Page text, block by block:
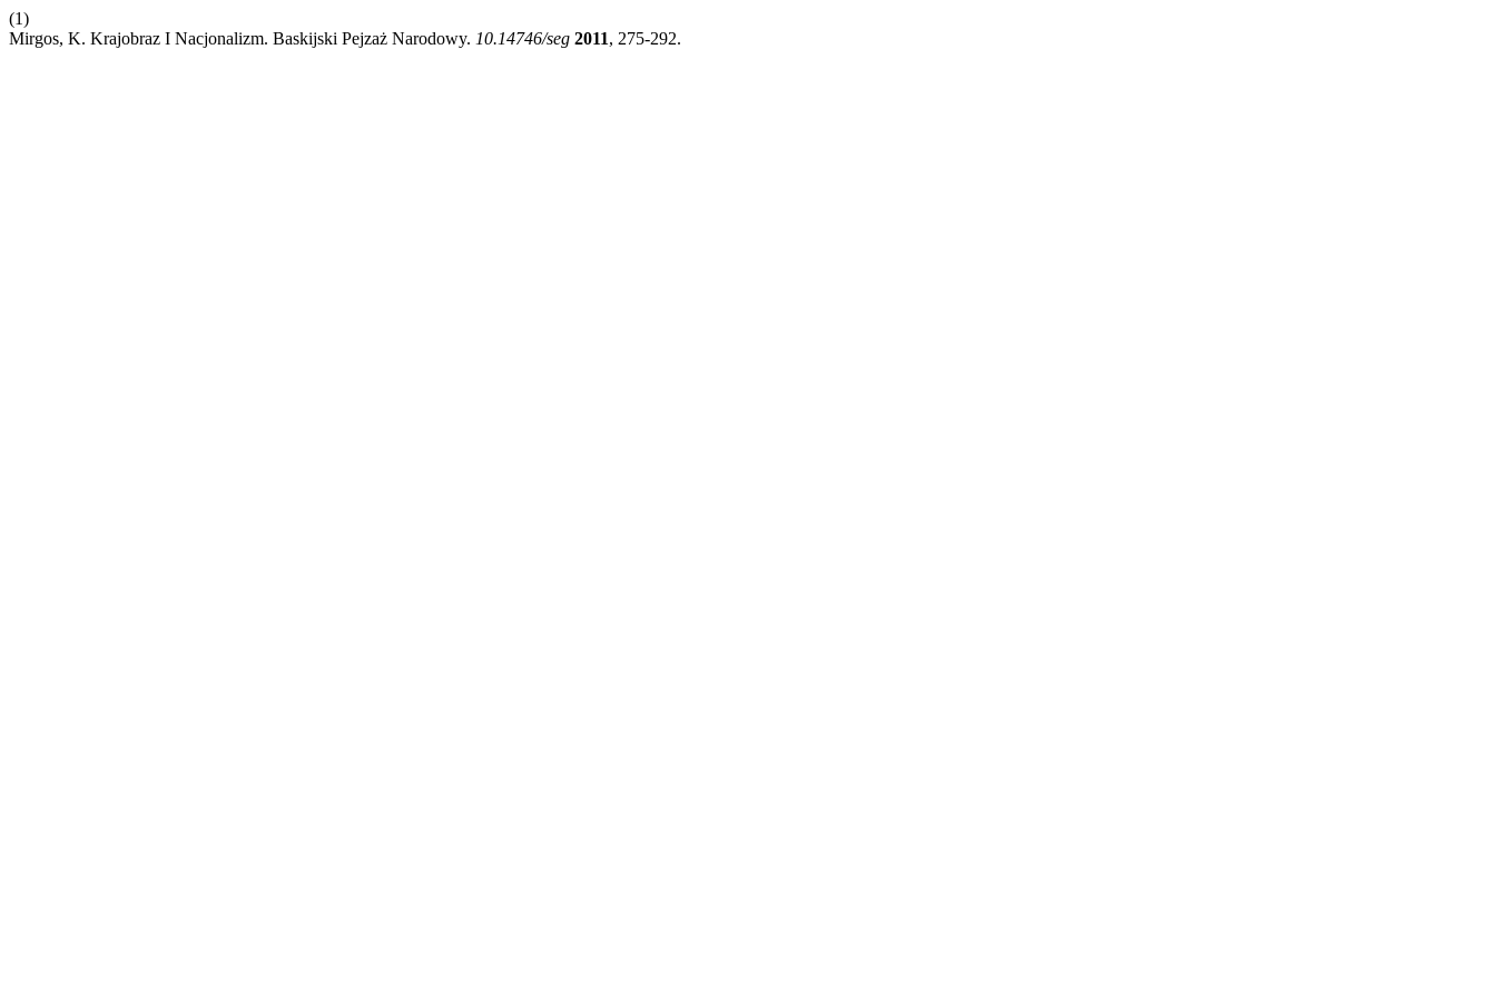
(1)
Mirgos, K. Krajobraz I Nacjonalizm. Baskijski Pejzaż Narodowy. 10.14746/seg 2011, 275-292.